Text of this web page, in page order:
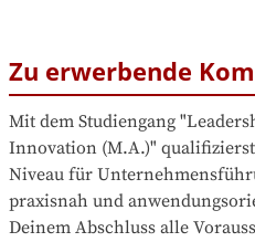
Zu erwerbende
Mit dem Studiengang
Innovation (M.A.)"
Niveau für
praxisnah und
Deinem Abschluss alle